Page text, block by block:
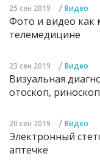
25 сен 2019 / Видео
Фото и видео как
телемедицине
23 сен 2019 / Видео
Визуальная
отоскоп,
20 сен 2019 / Видео
Электронный
аптечке